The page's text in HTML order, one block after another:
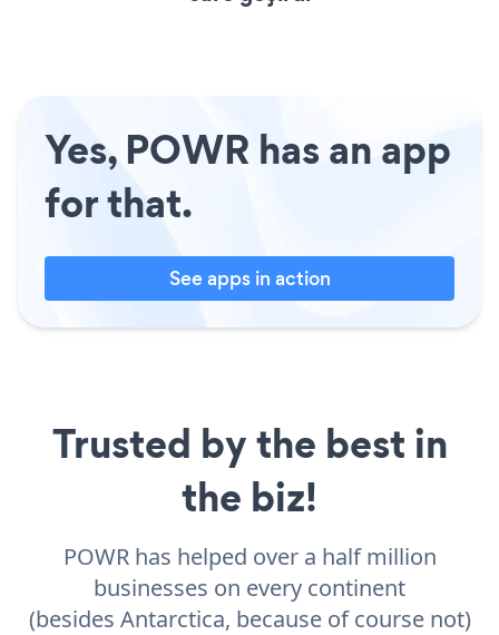
Yes, POWR has an app
for that.
See apps in action
Trusted by the best in
the biz!
POWR has helped over a half million
businesses on every continent
(besides Antarctica, because of course not)